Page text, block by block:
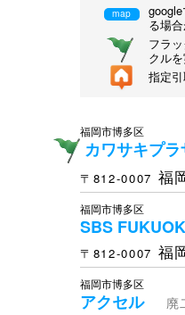
map
る場合
フラ
クル
指定引
福岡市博多区
カワサキプ
〒812-0007 福
福岡市博多区
SBS
〒812-0007 福
福岡市博多区
アクセル
廃